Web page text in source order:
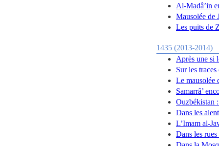
Al-Madâ’in
Mausolée de
Les puits de
1435 (2013-2014)
Après une si
Sur les
Le mausolée
Samarrâ’
Ouzbékistan
Dans les
L’Imam al-
Dans les